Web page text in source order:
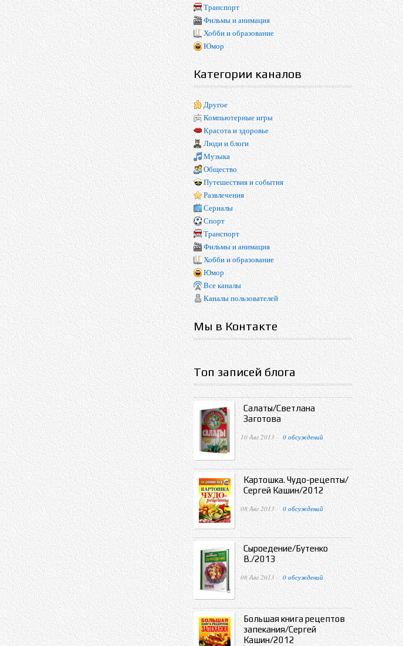
Транспорт
Фильмы и анимация
Хобби и образование
Юмор
Категории каналов
Другое
Компьютерные игры
Красота и здоровье
Люди и блоги
Музыка
Общество
Путешествия и события
Развлечения
Сериалы
Спорт
Транспорт
Фильмы и анимация
Хобби и образование
Юмор
Все каналы
Каналы пользователей
Мы в Контакте
Топ записей блога
Салаты/Светлана
Заготова
10 Авг 2013 · 0 обсуждений
Картошка. Чудо-рецепты/
Сергей Кашин/2012
08 Авг 2013 · 0 обсуждений
Сыроедение/Бутенко
В./2013
08 Авг 2013 · 0 обсуждений
Большая книга рецептов
запекания/Сергей
Кашин/2012